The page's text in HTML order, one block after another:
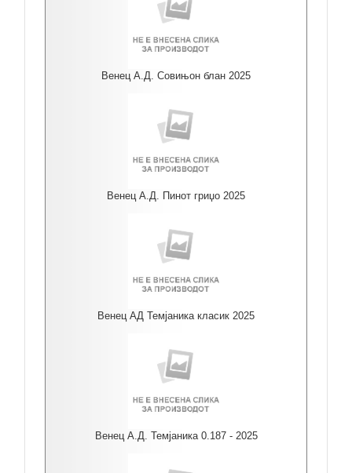
Венец А.Д. Совињон блан 2025
Венец А.Д. Пинот гриџо 2025
Венец АД Темјаника класик 2025
Венец А.Д. Темјаника 0.187 - 2025